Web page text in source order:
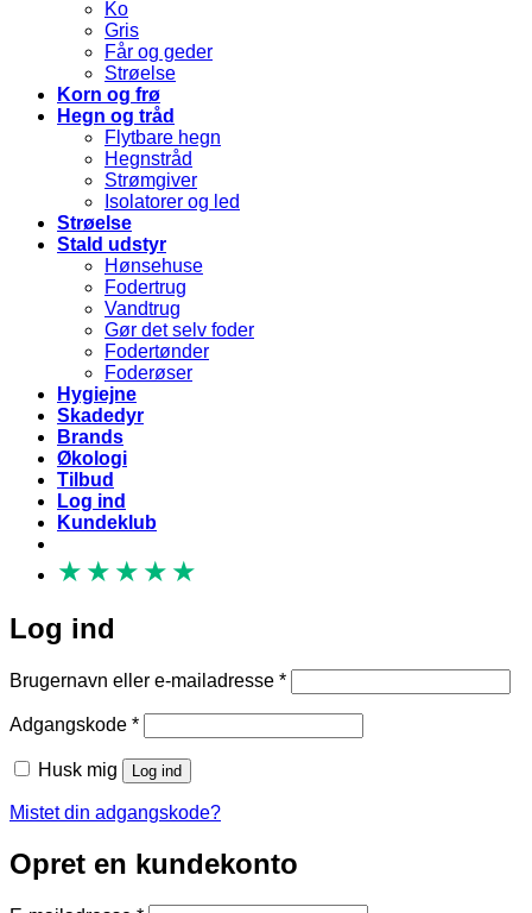
Ko
Gris
Får og geder
Strøelse
Korn og frø
Hegn og tråd
Flytbare hegn
Hegnstråd
Strømgiver
Isolatorer og led
Strøelse
Stald udstyr
Hønsehuse
Fodertrug
Vandtrug
Gør det selv foder
Fodertønder
Foderøser
Hygiejne
Skadedyr
Brands
Økologi
Tilbud
Log ind
Kundeklub
★ ★ ★ ★ ★
Log ind
Brugernavn eller e-mailadresse *Påkrævet
Adgangskode *Påkrævet
Husk mig Log ind
Mistet din adgangskode?
Opret en kundekonto